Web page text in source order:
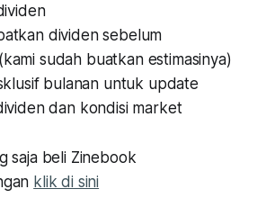
dividen sebelum
sudah buatkan estimasinya)
bulanan untuk update
dan kondisi market
saja beli Zinebook
klik di sini